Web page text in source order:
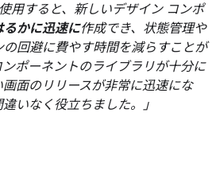
用すると、新しいデザイン コンポ
るかに迅速に作成でき、状態管理や
の回避に費やす時間を減らすことが
ポーネントのライブラリが十分に
面のリリースが非常に迅速にな
いなく役立ちました。」